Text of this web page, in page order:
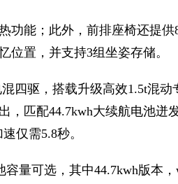
功能；此外，前排座椅还提
位置，并支持3组坐姿存储。
四驱，搭载升级高效1.5t混
，匹配44.7kwh大续航电池迸
仅需5.8秒。
容量可选，其中44.7kwh版本